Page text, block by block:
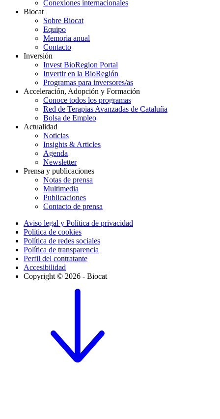
Conexiones internacionales
Biocat
Sobre Biocat
Equipo
Memoria anual
Contacto
Inversión
Invest BioRegion Portal
Invertir en la BioRegión
Programas para inversores/as
Acceleración, Adopción y Formación
Conoce todos los programas
Red de Terapias Avanzadas de Cataluña
Bolsa de Empleo
Actualidad
Noticias
Insights & Articles
Agenda
Newsletter
Prensa y publicaciones
Notas de prensa
Multimedia
Publicaciones
Contacto de prensa
Aviso legal y Política de privacidad
Política de cookies
Política de redes sociales
Política de transparencia
Perfil del contratante
Accesibilidad
Copyright © 2026 - Biocat